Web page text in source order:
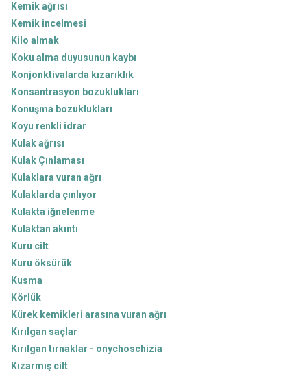
Kemik ağrısı
Kemik incelmesi
Kilo almak
Koku alma duyusunun kaybı
Konjonktivalarda kızarıklık
Konsantrasyon bozuklukları
Konuşma bozuklukları
Koyu renkli idrar
Kulak ağrısı
Kulak Çınlaması
Kulaklara vuran ağrı
Kulaklarda çınlıyor
Kulakta iğnelenme
Kulaktan akıntı
Kuru cilt
Kuru öksürük
Kusma
Körlük
Kürek kemikleri arasına vuran ağrı
Kırılgan saçlar
Kırılgan tırnaklar - onychoschizia
Kızarmış cilt